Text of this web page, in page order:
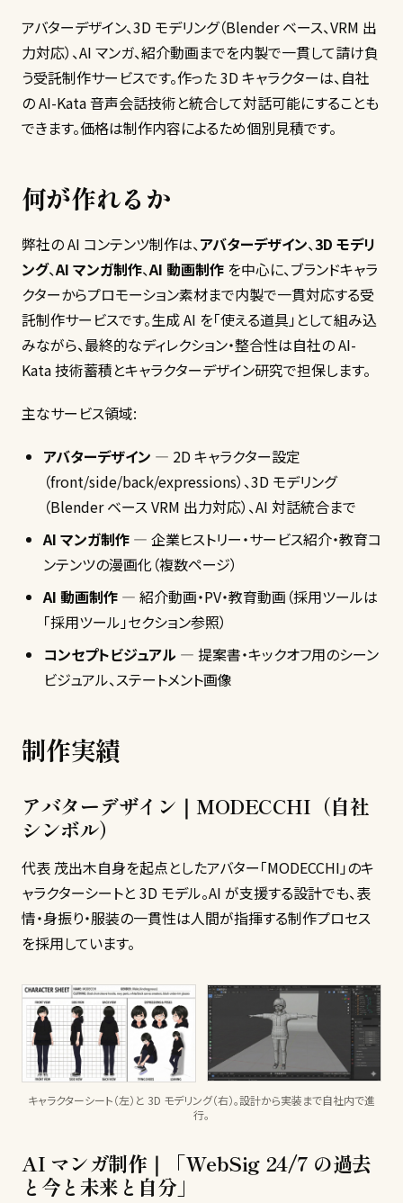
アバターデザイン、3D モデリング（Blender ベース、VRM 出
力対応）、AI マンガ、紹介動画までを内製で一貫して請け負
う受託制作サービスです。作った 3D キャラクターは、自社
の AI-Kata 音声会話技術と統合して対話可能にすることも
できます。価格は制作内容によるため個別見積です。
何が作れるか
弊社の AI コンテンツ制作は、アバターデザイン、3D モデリ
ング、AI マンガ制作、AI 動画制作 を中心に、ブランドキャラ
クターからプロモーション素材まで内製で一貫対応する受
託制作サービスです。生成 AI を「使える道具」として組み込
みながら、最終的なディレクション・整合性は自社の AI-
Kata 技術蓄積とキャラクターデザイン研究で担保します。
主なサービス領域:
アバターデザイン — 2D キャラクター設定
（front/side/back/expressions）、3D モデリング
（Blender ベース VRM 出力対応）、AI 対話統合まで
AI マンガ制作 — 企業ヒストリー・サービス紹介・教育コ
ンテンツの漫画化（複数ページ）
AI 動画制作 — 紹介動画・PV・教育動画（採用ツールは
「採用ツール」セクション参照）
コンセプトビジュアル — 提案書・キックオフ用のシーン
ビジュアル、ステートメント画像
制作実績
アバターデザイン｜MODECCHI（自社
シンボル）
代表 茂出木自身を起点としたアバター「MODECCHI」のキ
ャラクターシートと 3D モデル。AI が支援する設計でも、表
情・身振り・服装の一貫性は人間が指揮する制作プロセス
を採用しています。
キャラクターシート（左）と 3D モデリング（右）。設計から実装まで自社内で進
行。
AI マンガ制作｜「WebSig 24/7 の過去
と今と未来と自分」